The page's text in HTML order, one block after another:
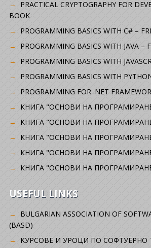
PRACTICAL CRYPTOGRAPHY FOR
BOOK
PROGRAMMING BASICS WITH C# –
PROGRAMMING BASICS WITH JAVA –
PROGRAMMING BASICS WITH
PROGRAMMING BASICS WITH
PROGRAMMING FOR .NET
КНИГА "ОСНОВИ НА
КНИГА "ОСНОВИ НА
КНИГА "ОСНОВИ НА
КНИГА "ОСНОВИ НА
КНИГА "ОСНОВИ НА
USEFUL LINKS
BULGARIAN ASSOCIATION OF
(BASD)
KУРСОВЕ И УРОЦИ ПО СОФТУЕРНО